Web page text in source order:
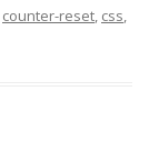
counter-reset, css,